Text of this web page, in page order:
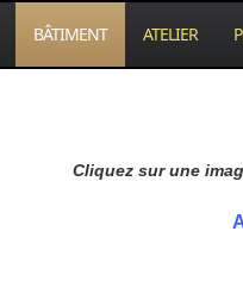
BÂTIMENT ATELIER
Cliquez sur une